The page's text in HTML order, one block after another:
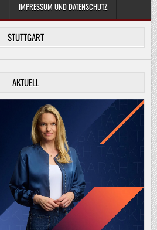
IMPRESSUM UND DATENSCHUTZ
STUTTGART
AKTUELL